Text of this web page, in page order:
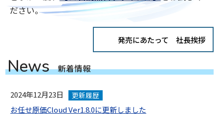
ださい。
発売にあたって 社長挨拶
News 新着情報
2024年12月23日 更新履歴
お任せ原価Cloud Ver1.8.0に更新しました